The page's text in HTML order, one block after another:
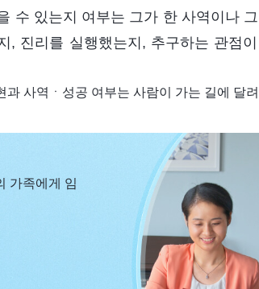
수 있는지 여부는 그가 한 사역이나
, 진리를 실행했는지, 추구하는 관점
사역ㆍ성공 여부는 사람이 가는 길에 달
가족에게 임